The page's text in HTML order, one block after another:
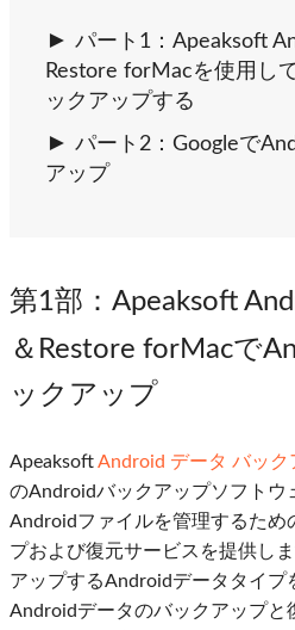
パート1：Apeaksoft
Restore forMacを使用し
ックアップする
パート2：Googleで
アップ
第1部 ：Apeaksoft
＆Restore forMacで
ックアップ
ApeaksoftAndroid データ バック
のAndroidバックアップソフトウ
Androidファイルを管理するため
プおよび復元サービスを提供し
アップするAndroidデータタイプ
Androidデータのバックアップと